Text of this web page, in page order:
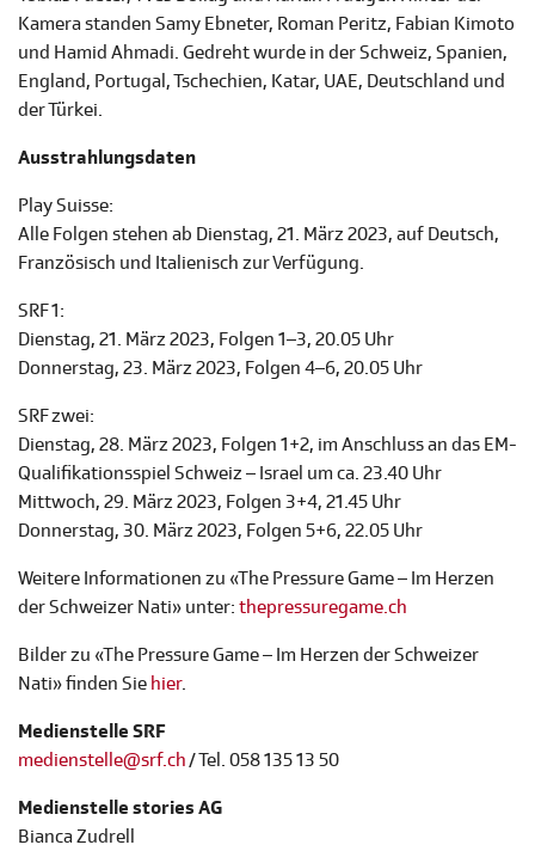
Kamera standen Samy Ebneter, Roman Peritz, Fabian Kimoto
und Hamid Ahmadi. Gedreht wurde in der Schweiz, Spanien,
England, Portugal, Tschechien, Katar, UAE, Deutschland und
der Türkei.
Ausstrahlungsdaten
Play Suisse:
Alle Folgen stehen ab Dienstag, 21. März 2023, auf Deutsch,
Französisch und Italienisch zur Verfügung.
SRF 1:
Dienstag, 21. März 2023, Folgen 1–3, 20.05 Uhr
Donnerstag, 23. März 2023, Folgen 4–6, 20.05 Uhr
SRF zwei:
Dienstag, 28. März 2023, Folgen 1+2, im Anschluss an das EM-
Qualifikationsspiel Schweiz – Israel um ca. 23.40 Uhr
Mittwoch, 29. März 2023, Folgen 3+4, 21.45 Uhr
Donnerstag, 30. März 2023, Folgen 5+6, 22.05 Uhr
Weitere Informationen zu «The Pressure Game – Im Herzen
der Schweizer Nati» unter: thepressuregame.ch
Bilder zu «The Pressure Game – Im Herzen der Schweizer
Nati» finden Sie hier.
Medienstelle SRF
medienstelle@srf.ch/ Tel. 058 135 13 50
Medienstelle stories AG
Bianca Zudrell